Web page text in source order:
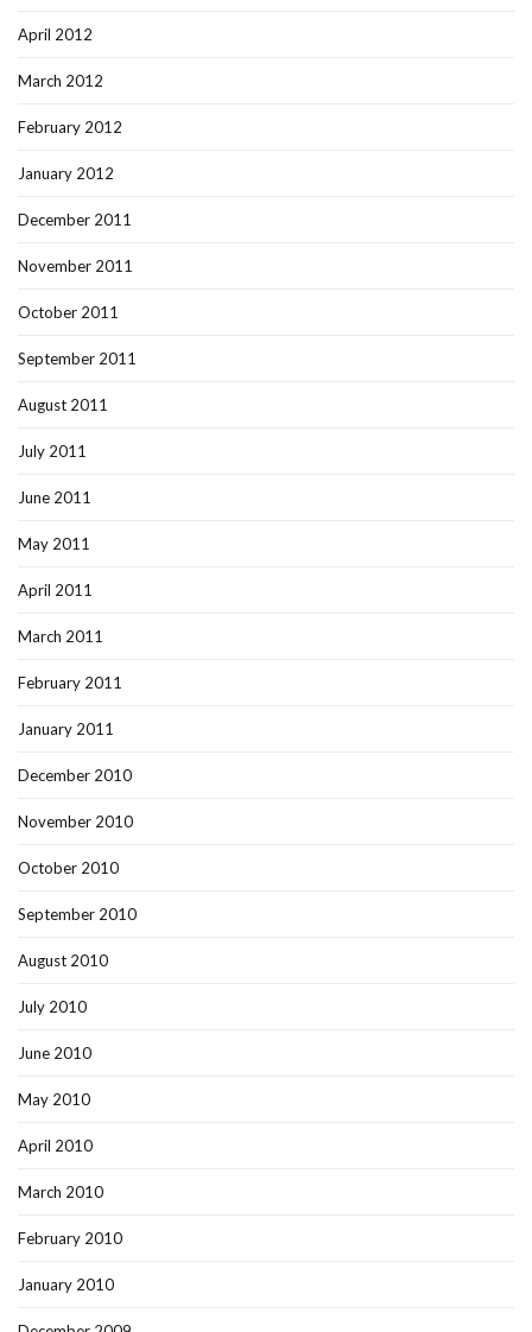
April 2012
March 2012
February 2012
January 2012
December 2011
November 2011
October 2011
September 2011
August 2011
July 2011
June 2011
May 2011
April 2011
March 2011
February 2011
January 2011
December 2010
November 2010
October 2010
September 2010
August 2010
July 2010
June 2010
May 2010
April 2010
March 2010
February 2010
January 2010